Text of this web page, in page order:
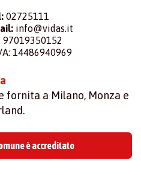
02725111
info@vidas.it
97019350152
14486940969
fornita a Milano, Monza e
è accreditato